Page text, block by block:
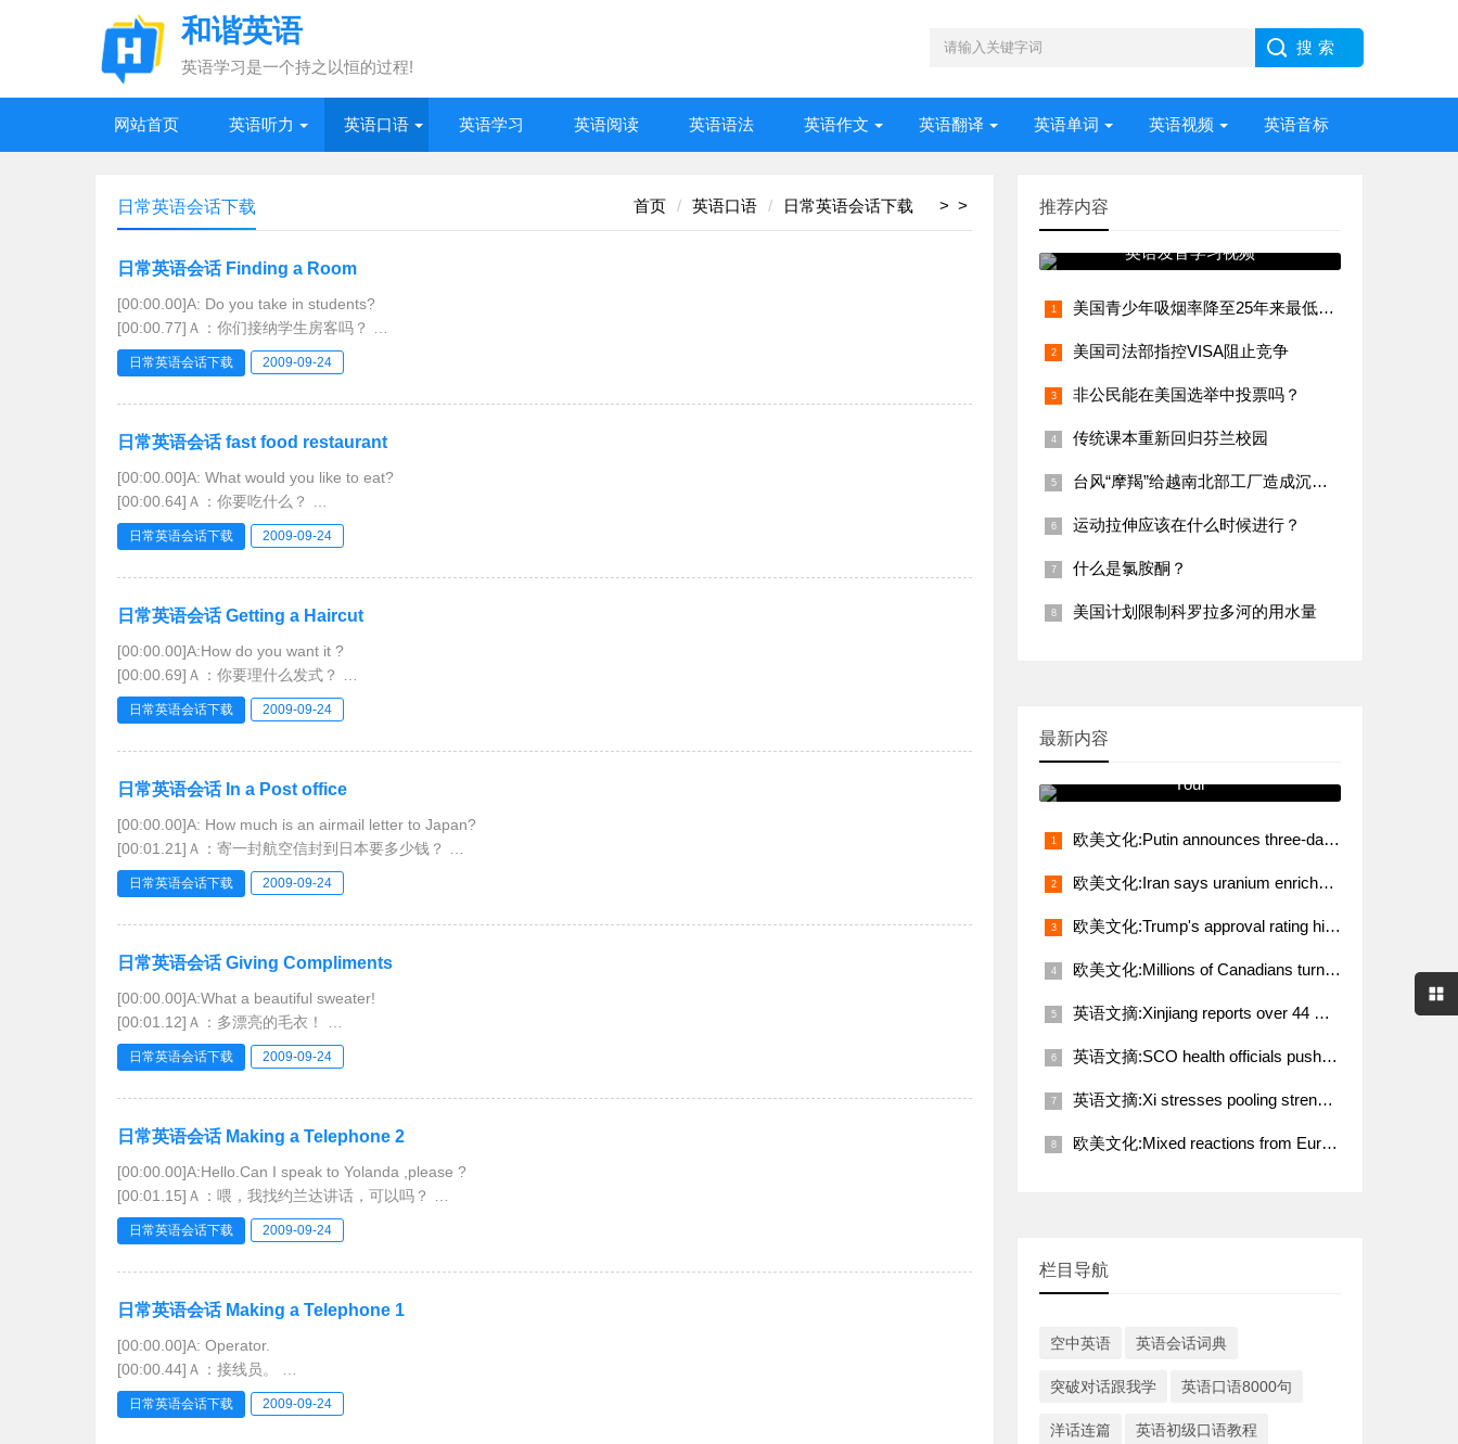
和谐英语
英语学习是一个持之以恒的过程!
网站首页 英语听力 英语口语 英语学习 英语阅读 英语语法 英语作文 英语翻译 英语单词 英语视频 英语音标
首页 >
英语口语 >
日常英语会话下载
日常英语会话下载
日常英语会话 Finding a Room
[00:00.00]A: Do you take in students?
[00:00.77]Ａ：你们接纳学生房客吗？
[00:01.54]B: Yes.If you don’t mind sharing room,there’s one available.
[00:03.20]Ｂ：是的。你若不嫌与人合住的话，现在就
日常英语会话下载 2009-09-24
日常英语会话 fast food restaurant
[00:00.00]A: What would you like to eat?
[00:00.64]Ａ：你要吃什么？
[00:01.28]B: I’d like a hamburger with lettuce and tomato.
[00:02.38]Ｂ：我要一个还将夹莴苣和番茄的汉堡包。
日常英语会话下载 2009-09-24
日常英语会话 Getting a Haircut
[00:00.00]A:How do you want it ?
[00:00.69]Ａ：你要理什么发式？
[00:01.38]B:Cut it short all over.
[00:02.32]Ｂ：整个都理短一点。
日常英语会话下载 2009-09-24
日常英语会话 In a Post office
[00:00.00]A: How much is an airmail letter to Japan?
[00:01.21]Ａ：寄一封航空信封到日本要多少钱？
[00:02.43]B:I’ll have to check.Can I help you with anything else?
[00:03.85]Ｂ：我得查一查。还
日常英语会话下载 2009-09-24
日常英语会话 Giving Compliments
[00:00.00]A:What a beautiful sweater!
[00:01.12]Ａ：多漂亮的毛衣！
[00:02.25]B:Do you think it looks good on me?
[00:03.04]Ｂ：你看我穿着好看吗？
日常英语会话下载 2009-09-24
日常英语会话 Making a Telephone 2
[00:00.00]A:Hello.Can I speak to Yolanda ,please ?
[00:01.15]Ａ：喂，我找约兰达讲话，可以吗？
[00:02.30]B:Hold on,please.
[00:02.90]Ｂ：请你等一下。
日常英语会话下载 2009-09-24
日常英语会话 Making a Telephone 1
[00:00.00]A: Operator.
[00:00.44]Ａ：接线员。
[00:00.89]B: I’d like to make a collect call to Los Angeles.That’s area code 213-486-2435.
[00:04.62]Ｂ：我想打个电话到洛杉矶，由对方付款。电话号码
日常英语会话下载 2009-09-24
推荐内容
英语发音学习视频
美国青少年吸烟率降至25年来最低水平
美国司法部指控VISA阻止竞争
非公民能在美国选举中投票吗？
传统课本重新回归芬兰校园
台风“摩羯”给越南北部工厂造成沉重打击
运动拉伸应该在什么时候进行？
什么是氯胺酮？
美国计划限制科罗拉多河的用水量
最新内容
跟我学发音 You Will See It on
Your
欧美文化:Putin announces three-day truce from midnight May 8
欧美文化:Iran says uranium enrichment, sanctions relief non-negotiable demands in talks with U.S.
欧美文化:Trump's approval rating hits lowest level in 80 years
欧美文化:Millions of Canadians turn up for voting amid Trump's fresh threat
英语文摘:Xinjiang reports over 44 million tourist visits in Q1
英语文摘:SCO health officials push for deeper coordination toward better future
英语文摘:Xi stresses pooling strength of working people for rejuvenation of Chinese nation
欧美文化:Mixed reactions from European countries to Trump-Putin call on Ukraine
栏目导航
空中英语 英语会话词典
突破对话跟我学 英语口语8000句
洋话连篇 英语初级口语教程